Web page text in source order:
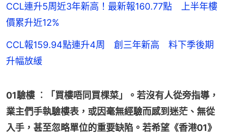
CCL連升5周近3年新高！最新報160.77點 上半年樓
價累升近12%
CCL報159.94點連升4周 創三年新高 料下季後期
升幅放緩
01驗樓 ︰「買樓唔同買棵菜」。若沒有人從旁指導，
業主們手執驗樓表，或因毫無經驗而感到迷茫、無從
入手，甚至忽略單位的重要缺陷。若希望《香港01》